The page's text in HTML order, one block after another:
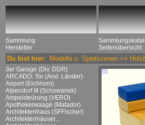
Sammlung
Hersteller
Seitenübersicht
Du bist hier: Modelle u. Spielszenen =>
3er Garage (Div. DDR)
ARCADO: Tor (And. Länder)
Airport (Eichhorn)
Alpendorf III (Schowanek)
Ampelsteürung (VERO)
Apothekerwaage (Matador)
Architektenhaus (SFFischer)
Architektenhäuser...